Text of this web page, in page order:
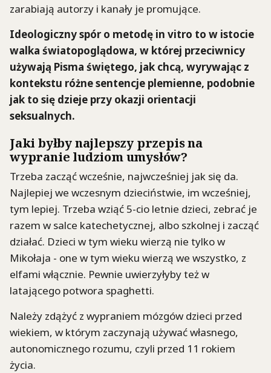
zarabiają autorzy i kanały je promujące.
Ideologiczny spór o metodę in vitro to w istocie
walka światopoglądowa, w której przeciwnicy
używają Pisma świętego, jak chcą, wyrywając z
kontekstu różne sentencje plemienne, podobnie
jak to się dzieje przy okazji orientacji
seksualnych.
Jaki byłby najlepszy przepis na
wypranie ludziom umysłów?
Trzeba zacząć wcześnie, najwcześniej jak się da.
Najlepiej we wczesnym dzieciństwie, im wcześniej,
tym lepiej. Trzeba wziąć 5-cio letnie dzieci, zebrać je
razem w salce katechetycznej, albo szkolnej i zacząć
działać. Dzieci w tym wieku wierzą nie tylko w
Mikołaja - one w tym wieku wierzą we wszystko, z
elfami włącznie. Pewnie uwierzyłyby też w
latającego potwora spaghetti.
Należy zdążyć z wypraniem mózgów dzieci przed
wiekiem, w którym zaczynają używać własnego,
autonomicznego rozumu, czyli przed 11 rokiem
życia.